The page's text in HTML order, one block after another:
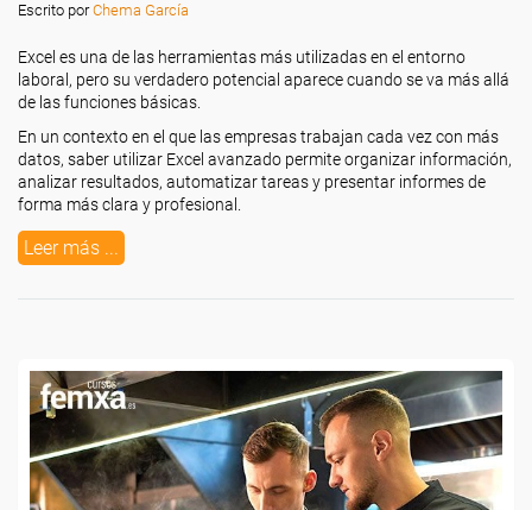
Escrito porChema García
Excel es una de las herramientas más utilizadas en el entorno
laboral, pero su verdadero potencial aparece cuando se va más allá
de las funciones básicas.
En un contexto en el que las empresas trabajan cada vez con más
datos, saber utilizar Excel avanzado permite organizar información,
analizar resultados, automatizar tareas y presentar informes de
forma más clara y profesional.
Leer más ...